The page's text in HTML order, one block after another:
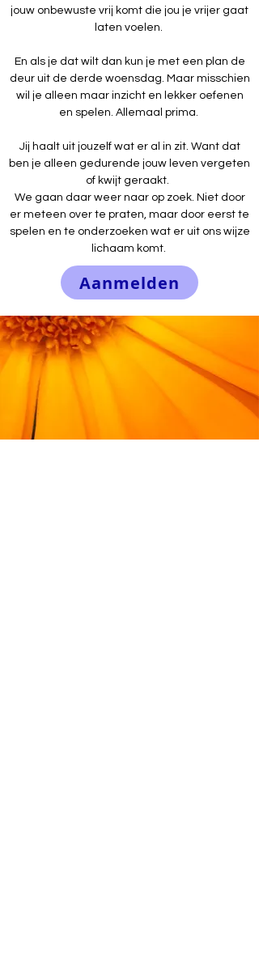
jouw onbewuste vrij komt die jou je vrijer gaat
laten voelen.
En als je dat wilt dan kun je met een plan de
deur uit de derde woensdag. Maar misschien
wil je alleen maar inzicht en lekker oefenen
en spelen. Allemaal prima.
Jij haalt uit jouzelf wat er al in zit. Want dat
ben je alleen gedurende jouw leven vergeten
of kwijt geraakt.
We gaan daar weer naar op zoek. Niet door
er meteen over te praten, maar door eerst te
spelen en te onderzoeken wat er uit ons wijze
lichaam komt.
Aanmelden